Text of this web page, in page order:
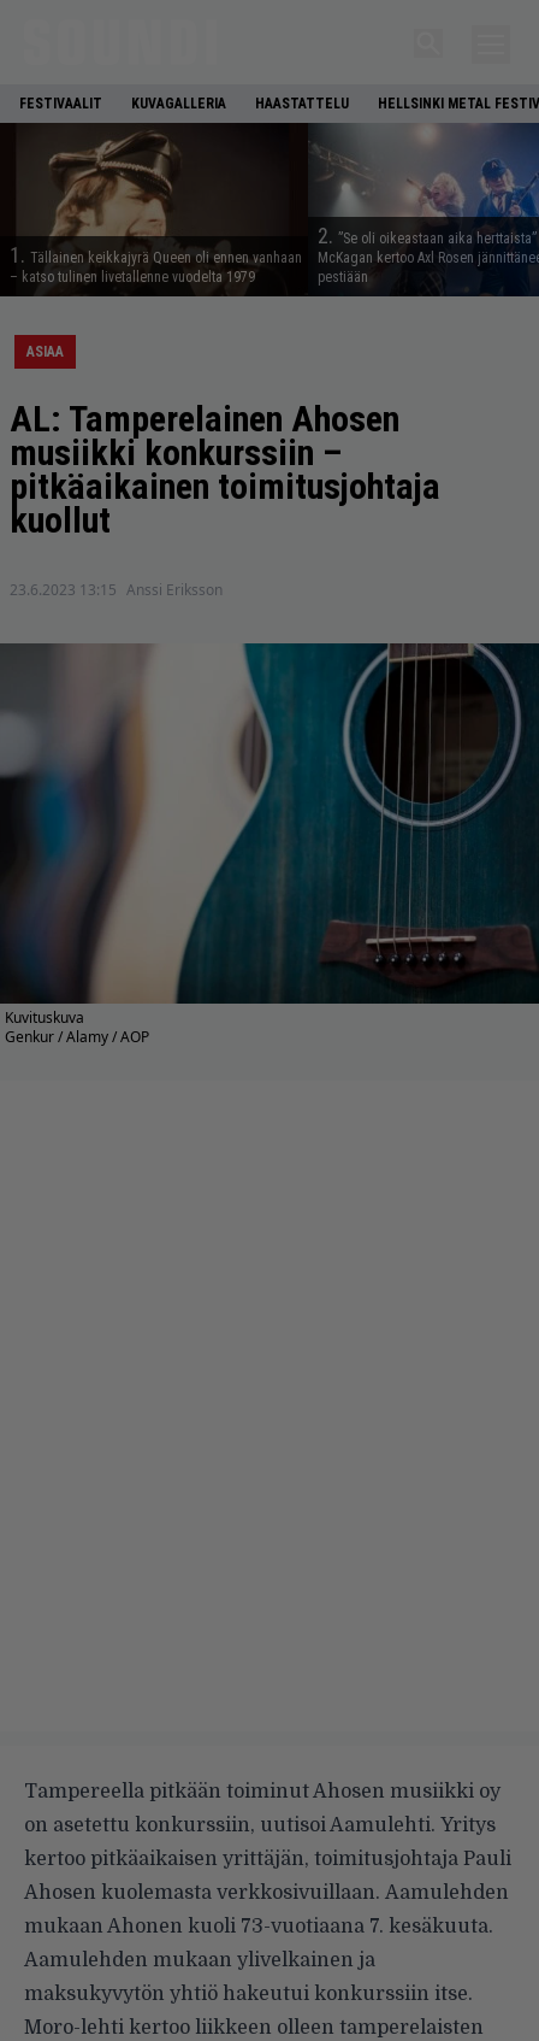
FESTIVAALIT KUVAGALLERIA HAASTATTELU HELLSINKI METAL
1. Tällainen keikkajyrä Queen oli ennen vanhaan
– katso tulinen livetallenne vuodelta 1979
2. ”Se oli oikeastaan aika
McKagan kertoo Axl Rosen
pestiään
ASIAA
AL: Tamperelainen Ahosen
musiikki konkurssiin –
pitkäaikainen toimitusjohtaja
kuollut
23.6.2023 13:15 Anssi Eriksson
Kuvituskuva
Genkur / Alamy / AOP
Tampereella pitkään toiminut Ahosen musiikki oy
on asetettu konkurssiin, uutisoiAamulehti. Yritys
kertoo pitkäaikaisen yrittäjän, toimitusjohtaja Pauli
Ahosen kuolemasta verkkosivuillaan. Aamulehden
mukaan Ahonen kuoli 73-vuotiaana 7. kesäkuuta.
Aamulehden mukaan ylivelkainen ja
maksukyvytön yhtiö hakeutui konkurssiin itse.
Moro-lehti kertoo liikkeen olleen tamperelaisten